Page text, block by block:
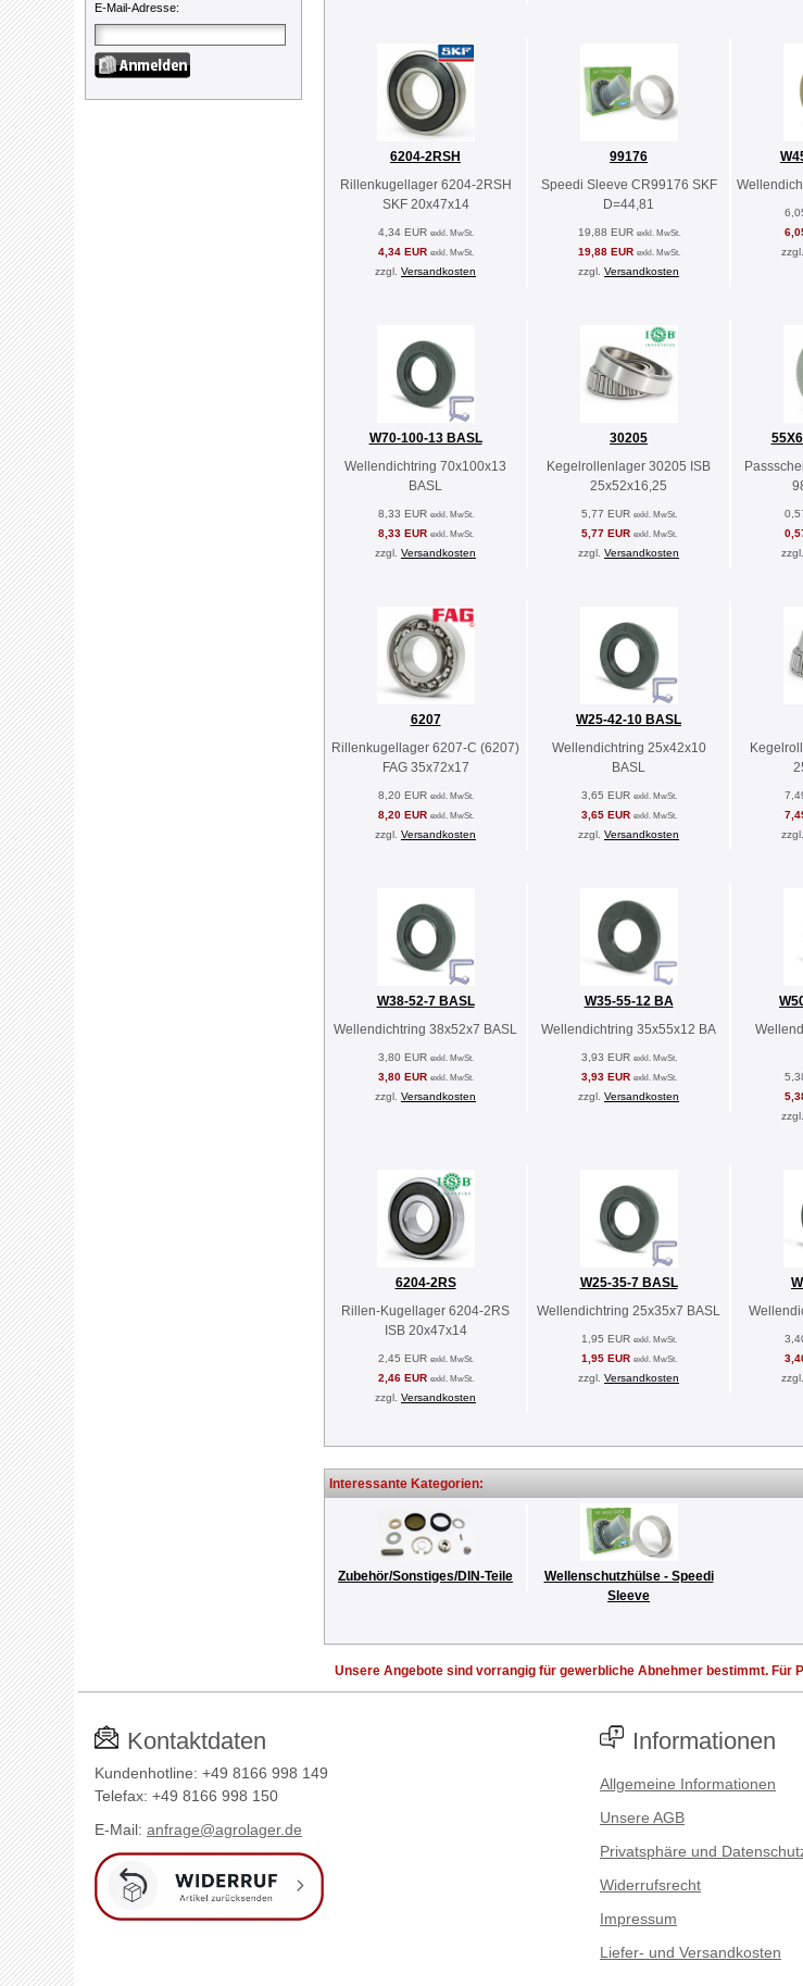
E-Mail-Adresse:
6204-2RSH
Rillenkugellager 6204-2RSH
SKF 20x47x14
4,34 EUR exkl. MwSt.
4,34 EUR exkl. MwSt.
zzgl. Versandkosten
99176
Speedi Sleeve CR99176 SKF
D=44,81
19,88 EUR exkl. MwSt.
19,88 EUR exkl. MwSt.
zzgl. Versandkosten
zzgl.
W70-100-13 BASL
Wellendichtring 70x100x13
BASL
8,33 EUR exkl. MwSt.
8,33 EUR exkl. MwSt.
zzgl. Versandkosten
30205
Kegelrollenlager 30205 ISB
25x52x16,25
5,77 EUR exkl. MwSt.
5,77 EUR exkl. MwSt.
zzgl. Versandkosten zzgl.
6207
Rillenkugellager 6207-C (6207)
FAG 35x72x17
8,20 EUR exkl. MwSt.
8,20 EUR exkl. MwSt.
zzgl. Versandkosten
W25-42-10 BASL
Wellendichtring 25x42x10
BASL
3,65 EUR exkl. MwSt.
3,65 EUR exkl. MwSt.
zzgl. Versandkosten zzgl.
W38-52-7 BASL
Wellendichtring 38x52x7 BASL
3,80 EUR exkl. MwSt.
3,80 EUR exkl. MwSt.
zzgl. Versandkosten
W35-55-12 BA
Wellendichtring 35x55x12 BA
3,93 EUR exkl. MwSt.
3,93 EUR exkl. MwSt.
zzgl. Versandkosten
zzgl.
6204-2RS
Rillen-Kugellager 6204-2RS
ISB 20x47x14
2,45 EUR exkl. MwSt.
2,46 EUR exkl. MwSt.
zzgl. Versandkosten
W25-35-7 BASL
Wellendichtring 25x35x7 BASL
1,95 EUR exkl. MwSt.
1,95 EUR exkl. MwSt.
zzgl. Versandkosten zzgl.
Interessante Kategorien:
Zubehör/Sonstiges/DIN-Teile
Wellenschutzhülse - Speedi
Sleeve
Unsere Angebote sind vorrangig für gewerbliche Abnehmer bestimmt. Für
Kontaktdaten
Kundenhotline: +49 8166 998 149
Telefax: +49 8166 998 150
E-Mail: anfrage@agrolager.de
Informationen
Allgemeine Informationen
Unsere AGB
Privatsphäre und
Widerrufsrecht
Impressum
Liefer- und Versandkosten